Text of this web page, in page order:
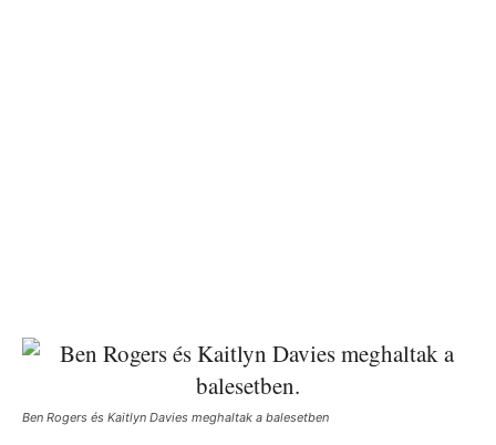
Ben Rogers és Kaitlyn Davies meghaltak a balesetben